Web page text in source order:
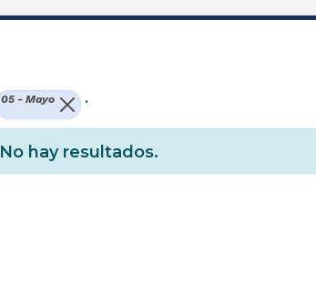
05 - Mayo .
No hay resultados.